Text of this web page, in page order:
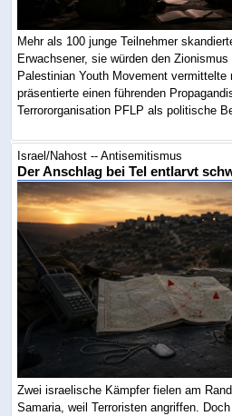
Mehr als 100 junge Teilnehmer
Erwachsener, sie würden den
Palestinian Youth Movement vermittelte
präsentierte einen führenden
Terrororganisation PFLP als politische
Israel/Nahost -- Antisemitismus
Der Anschlag bei Tel entlarvt
Zwei israelische Kämpfer fielen am
Samaria, weil Terroristen angriffen.